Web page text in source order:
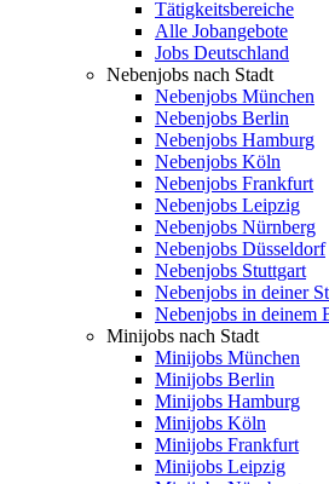
Tätigkeitsbereiche
Alle Jobangebote
Jobs Deutschland
Nebenjobs nach Stadt
Nebenjobs München
Nebenjobs Berlin
Nebenjobs Hamburg
Nebenjobs Köln
Nebenjobs Frankfurt
Nebenjobs Leipzig
Nebenjobs Nürnberg
Nebenjobs Düsseldorf
Nebenjobs Stuttgart
Nebenjobs in deiner
Nebenjobs in deinem
Minijobs nach Stadt
Minijobs München
Minijobs Berlin
Minijobs Hamburg
Minijobs Köln
Minijobs Frankfurt
Minijobs Leipzig